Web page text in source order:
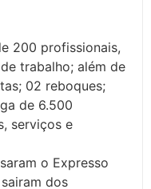
200 profissionais,
trabalho; além de
02 reboques;
de 6.500
serviços e
o Expresso
dos